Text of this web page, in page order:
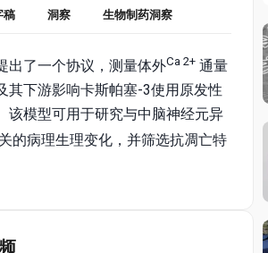
稿 洞察 生物制药洞察
出了一个协议，测量体外Ca 2+ 通量
其下游影响卡斯帕塞-3使用原发性
该模型可用于研究与中脑神经元异
的病理生理变化，并筛选抗凋亡特